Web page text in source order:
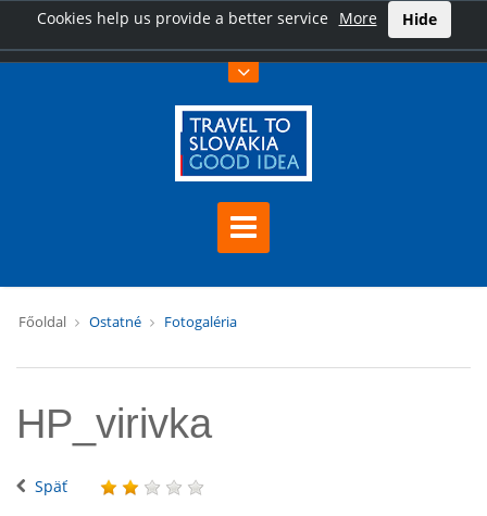
Cookies help us provide a better service More Hide
Főoldal Ostatné Fotogaléria
HP_virivka
Späť